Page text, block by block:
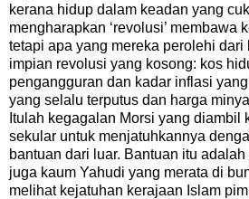
kerana hidup dalam keadan yang
mengharapkan ‘revolusi’ membawa
tetapi apa yang mereka perolehi
impian revolusi yang kosong: kos
pengangguran dan kadar inflasi
yang selalu terputus dan harga
Itulah kegagalan Morsi yang diambil
sekular untuk menjatuhkannya
bantuan dari luar. Bantuan itu
juga kaum Yahudi yang merata di
melihat kejatuhan kerajaan Islam